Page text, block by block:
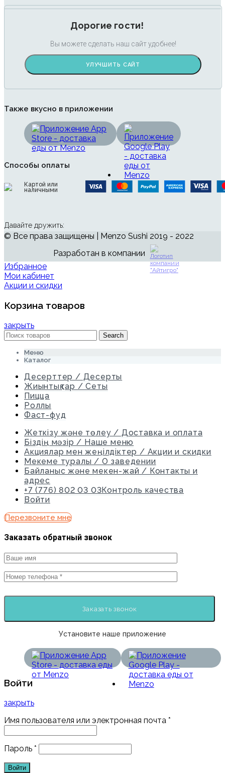
Дорогие гости!
Вы можете сделать наш сайт удобнее!
УЛУЧШИТЬ САЙТ
Также вкусно в приложении
Способы оплаты
Картой или
наличными
Давайте дружить:
© Все права защищены | Menzo Sushi 2019 - 2022
Разработан в компании
Избранное
Мои кабинет
Акции и скидки
Корзина товаров
закрыть
Search
Меню
Каталог
Десерттер / Десерты
Жиынтықтар / Сеты
Пицца
Роллы
Фаст-фуд
Жеткізу және төлеу / Доставка и оплата
Біздің мәзір / Наше меню
Акциялар мен жеңілдіктер / Акции и скидки
Мекеме туралы / О заведении
Байланыс және мекен-жай / Контакты и
адрес
+7 (776) 802 03 03Контроль качества
Войти
Перезвоните мне
Заказать обратный звонок
Установите наше приложение
Войти
закрыть
Имя пользователя или электронная почта *
Пароль *
Войти